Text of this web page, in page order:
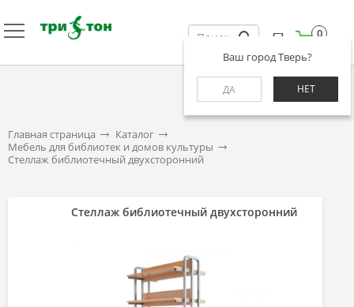
Ваш город Тверь?
ДА НЕТ
0
Главная страница
Каталог
Мебель для библиотек и домов культуры
Стеллаж библиотечный двухсторонний
Стеллаж библиотечный двухсторонний